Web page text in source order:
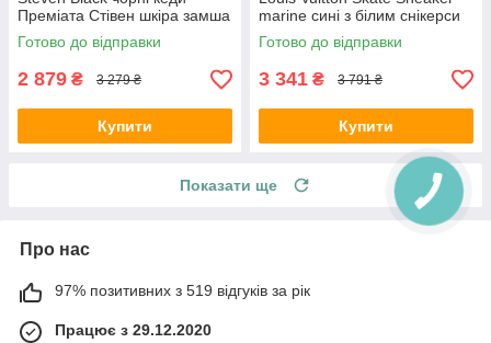
Преміата Стівен шкіра замша
демісезон для хлопців
В'єтнам
Готово до відправки
2 879 ₴ 3 279 ₴
Купити
marine сині з білим снікерси
Луї Вітон Скейт шкіра
текстиль демі унісекс
Готово до відправки
3 341 ₴ 3 791 ₴
Купити
Показати ще
Про нас
97% позитивних з 519 відгуків за рік
Працює з 29.12.2020